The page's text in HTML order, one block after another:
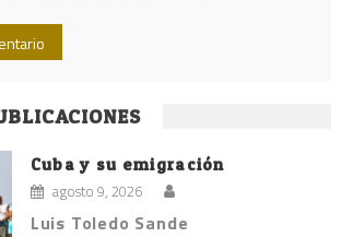
Cuba y su emigración
agosto 9, 2026
Luis Toledo Sande